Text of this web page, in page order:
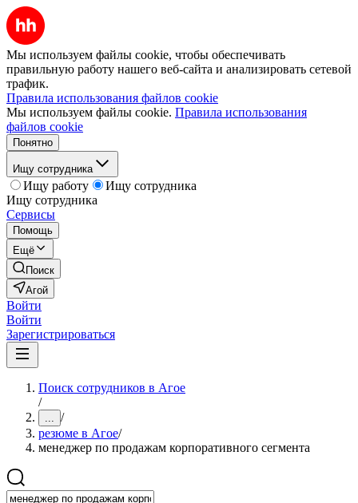
Мы используем файлы cookie, чтобы обеспечивать
правильную работу нашего веб-сайта и анализировать сетевой
трафик.
Правила использования файлов cookie
Мы используем файлы cookie. Правила использования
файлов cookie
Понятно
Ищу сотрудника
Ищу работу
Ищу сотрудника
Ищу сотрудника
Сервисы
Помощь
Ещё
Поиск
Агой
Войти
Войти
Зарегистрироваться
Поиск сотрудников в Агое
/
... /
резюме в Агое/
менеджер по продажам корпоративного сегмента